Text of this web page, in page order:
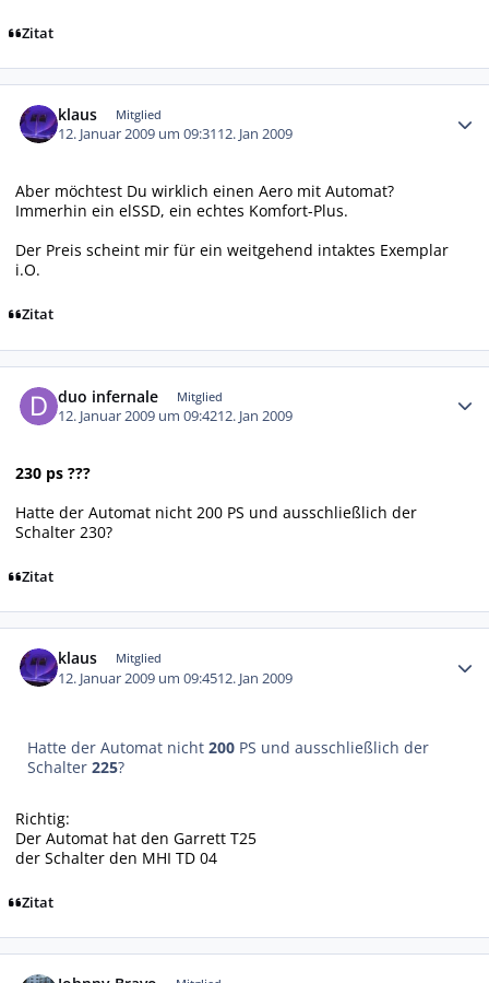
Zitat
klaus Mitglied
12. Januar 2009 um 09:3112. Jan 2009
Aber möchtest Du wirklich einen Aero mit Automat?
Immerhin ein elSSD, ein echtes Komfort-Plus.
Der Preis scheint mir für ein weitgehend intaktes Exemplar
i.O.
Zitat
duo infernale Mitglied
12. Januar 2009 um 09:4212. Jan 2009
230 ps ???
Hatte der Automat nicht 200 PS und ausschließlich der
Schalter 230?
Zitat
klaus Mitglied
12. Januar 2009 um 09:4512. Jan 2009
Hatte der Automat nicht200 PS und ausschließlich der
Schalter225?
Richtig:
Der Automat hat den Garrett T25
der Schalter den MHI TD 04
Zitat